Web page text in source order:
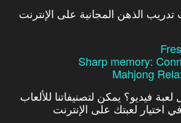
الذهن المجانية على الإنترنت
Sharp memory:
Mahjong
فيديو؟ يمكن لتصنيفاتنا للألعاب
اختيار لعبتك على الإنترنت